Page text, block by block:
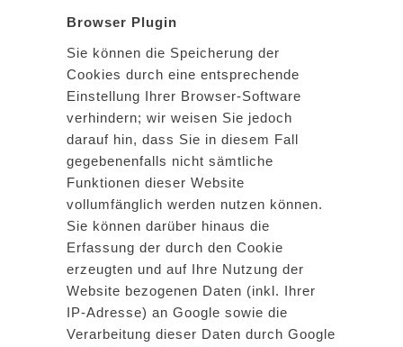
Browser Plugin
Sie können die Speicherung der
Cookies durch eine entsprechende
Einstellung Ihrer Browser-Software
verhindern; wir weisen Sie jedoch
darauf hin, dass Sie in diesem Fall
gegebenenfalls nicht sämtliche
Funktionen dieser Website
vollumfänglich werden nutzen können.
Sie können darüber hinaus die
Erfassung der durch den Cookie
erzeugten und auf Ihre Nutzung der
Website bezogenen Daten (inkl. Ihrer
IP-Adresse) an Google sowie die
Verarbeitung dieser Daten durch Google